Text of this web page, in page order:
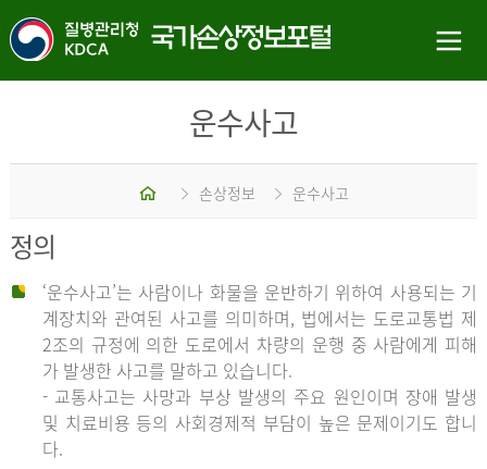
운수사고
홈 손상정보 운수사고
정의
‘운수사고’는 사람이나 화물을 운반하기 위하여 사용되는 기
계장치와 관여된 사고를 의미하며, 법에서는 도로교통법 제
2조의 규정에 의한 도로에서 차량의 운행 중 사람에게 피해
가 발생한 사고를 말하고 있습니다.
- 교통사고는 사망과 부상 발생의 주요 원인이며 장애 발생
및 치료비용 등의 사회경제적 부담이 높은 문제이기도 합니
다.